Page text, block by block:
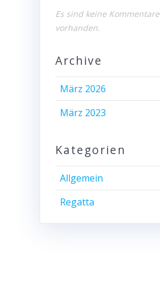
Es sind keine Kommentare
vorhanden.
Archive
März 2026
März 2023
Kategorien
Allgemein
Regatta